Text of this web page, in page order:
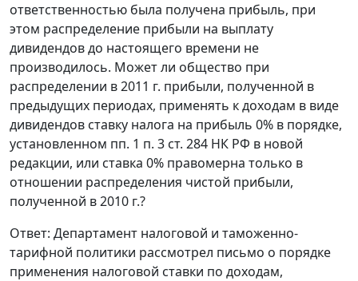
ответственностью была получена прибыль, при
этом распределение прибыли на выплату
дивидендов до настоящего времени не
производилось. Может ли общество при
распределении в 2011 г. прибыли, полученной в
предыдущих периодах, применять к доходам в виде
дивидендов ставку налога на прибыль 0% в порядке,
установленном пп. 1 п. 3 ст. 284 НК РФ в новой
редакции, или ставка 0% правомерна только в
отношении распределения чистой прибыли,
полученной в 2010 г.?
Ответ: Департамент налоговой и таможенно-
тарифной политики рассмотрел письмо о порядке
применения налоговой ставки по доходам,